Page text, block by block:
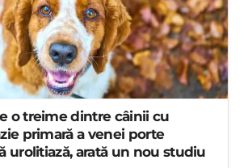
o treime dintre câinii cu
primară a venei porte
urolitiază, arată un nou studiu